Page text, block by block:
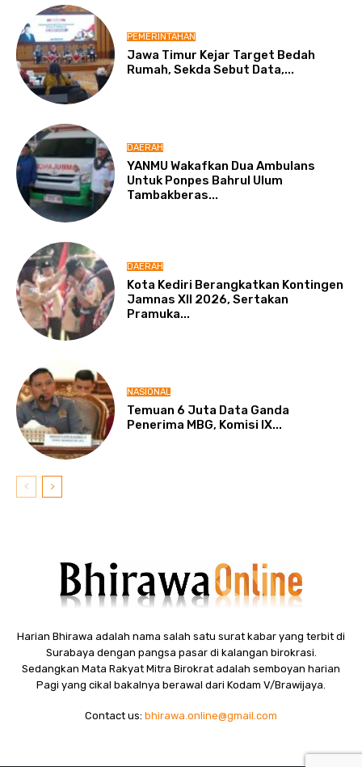
PEMERINTAHAN
Jawa Timur Kejar Target Bedah
Rumah, Sekda Sebut Data,...
DAERAH
YANMU Wakafkan Dua Ambulans
Untuk Ponpes Bahrul Ulum
Tambakberas...
DAERAH
Kota Kediri Berangkatkan Kontingen
Jamnas XII 2026, Sertakan
Pramuka...
NASIONAL
Temuan 6 Juta Data Ganda
Penerima MBG, Komisi IX...
Harian Bhirawa adalah nama salah satu surat kabar yang terbit di
Surabaya dengan pangsa pasar di kalangan birokrasi.
Sedangkan Mata Rakyat Mitra Birokrat adalah semboyan harian
Pagi yang cikal bakalnya berawal dari Kodam V/Brawijaya.
Contact us: bhirawa.online@gmail.com